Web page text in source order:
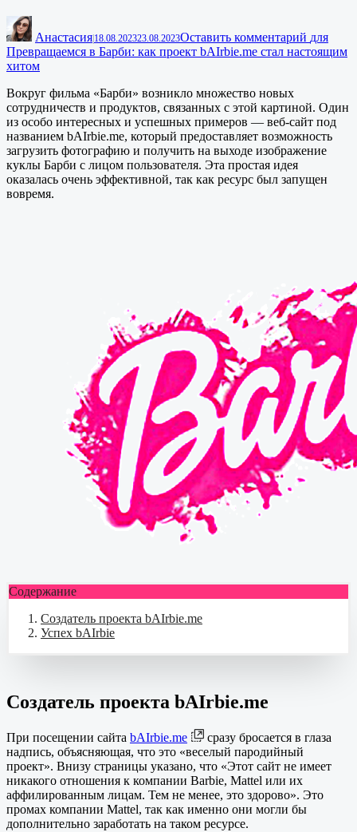
Анастасия|18.08.202323.08.2023Оставить комментарий для
Превращаемся в Барби: как проект bAIrbie.me стал настоящим
хитом
Вокруг фильма «Барби» возникло множество новых
сотрудничеств и продуктов, связанных с этой картиной. Один
из особо интересных и успешных примеров — веб-сайт под
названием bAIrbie.me, который предоставляет возможность
загрузить фотографию и получить на выходе изображение
куклы Барби с лицом пользователя. Эта простая идея
оказалась очень эффективной, так как ресурс был запущен
вовремя.
Содержание
Создатель проекта bAIrbie.me
Успех bAIrbie
Создатель проекта bAIrbie.me
При посещении сайта bAIrbie.me
сразу бросается в глаза
надпись, объясняющая, что это «веселый пародийный
проект». Внизу страницы указано, что «Этот сайт не имеет
никакого отношения к компании Barbie, Mattel или их
аффилированным лицам. Тем не менее, это здорово». Это
промах компании Mattel, так как именно они могли бы
дополнительно заработать на таком ресурсе.